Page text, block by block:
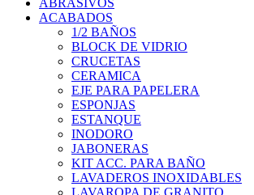
ABRASIVOS
ACABADOS
1/2 BAÑOS
BLOCK DE VIDRIO
CRUCETAS
CERAMICA
EJE PARA PAPELERA
ESPONJAS
ESTANQUE
INODORO
JABONERAS
KIT ACC. PARA BAÑO
LAVADEROS INOXIDABLES